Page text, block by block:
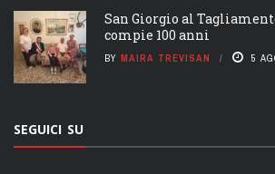
San Giorgio al
compie 100 anni
BY MAIRA TREVISAN 5
SEGUICI SU